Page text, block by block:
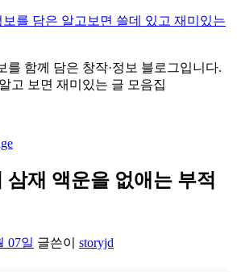
를 담은 알고보면 쓸데 있고 재미있는
를 함께 담은 창작·정보 블로그입니다.
고 보면 재미있는 글 모음집
삼재 액운을 없애는 부적
07일 글쓴이 storyjd